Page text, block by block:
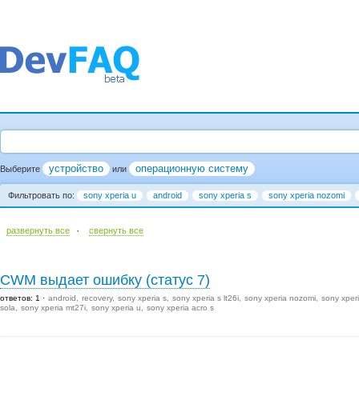
Выберите устройство или операционную систему
Фильтровать по: sony xperia u android sony xperia s sony xperia nozomi
развернуть все · cвернуть все
CWM выдает ошибку (статус 7)
ответов: 1 android recovery sony xperia s sony xperia s lt26i sony xperia nozomi
sony
sola
sony xperia mt27i sony xperia u sony xperia acro s